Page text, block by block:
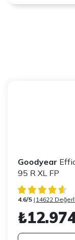
Goodyear
95 R XL FP
4.6/5 (14622